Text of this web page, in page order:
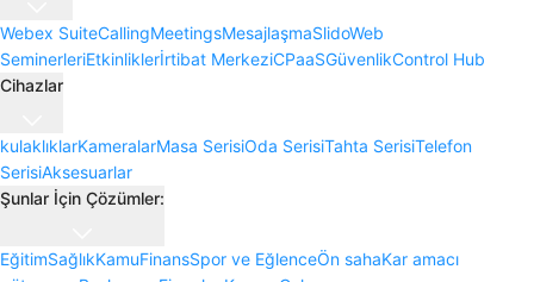
Webex SuiteCallingMeetingsMesajlaşmaSlidoWeb
SeminerleriEtkinliklerİrtibat MerkeziCPaaSGüvenlikControl Hub
Cihazlar
kulaklıklarKameralarMasa SerisiOda SerisiTahta SerisiTelefon
SerisiAksesuarlar
Şunlar İçin Çözümler:
EğitimSağlıkKamuFinansSpor ve EğlenceÖn sahaKar amacı